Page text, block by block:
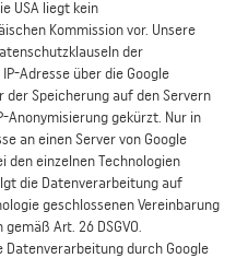
USA liegt kein
Kommission vor. Unsere
der
Adresse über die Google
der Speicherung auf den Servern
Anonymisierung gekürzt. Nur in
an einen Server von Google
den einzelnen Technologien
die Datenverarbeitung auf
geschlossenen Vereinbarung
Art. 26 DSGVO.
durch Google